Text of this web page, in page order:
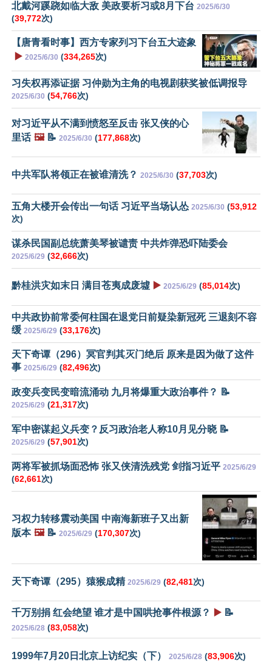
北戴河蹊跷如临大敌 美政要析习或8月下台 2025/6/30
(39,772次)
【唐青看时事】西方专家列习下台五大迹象
▶️ 2025/6/30 (334,265次)
习失权再添证据 习仲勋为主角的电视剧获奖被低调报导
2025/6/30 (54,766次)
对习近平从不满到愤怒至反击 张又侠的心
里话 🖼️📝 2025/6/30 (177,868次)
中共军队将领正在被谁清洗？ 2025/6/30 (37,703次)
五角大楼开会传出一句话 习近平当场认怂 2025/6/30 (53,912
次)
谋杀民国副总统萧美琴被谴责 中共炸弹恐吓陆委会
2025/6/29 (32,666次)
黔桂洪灾如末日 满目苍夷成废墟 ▶️ 2025/6/29 (85,014次)
中共政协前常委何柱国在退党日前疑染新冠死 三退刻不容
缓 2025/6/29 (33,176次)
天下奇谭（296）冥官判其灭门绝后 原来是因为做了这件
事 2025/6/29 (82,496次)
政变兵变民变暗流涌动 九月将爆重大政治事件？ 📝
2025/6/29 (21,317次)
军中密谋起义兵变？反习政治老人称10月见分晓 📝
2025/6/29 (57,901次)
两将军被抓场面恐怖 张又侠清洗残党 剑指习近平 2025/6/29
(62,661次)
习权力转移震动美国 中南海新班子又出新
版本 🖼️📝 2025/6/29 (170,307次)
天下奇谭（295）猿猴成精 2025/6/29 (82,481次)
千万别捐 红会绝望 谁才是中国哄抢事件根源？ ▶️ 📝
2025/6/28 (83,058次)
1999年7月20日北京上访纪实（下） 2025/6/28 (83,906次)